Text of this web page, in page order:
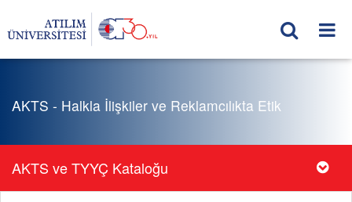
AKTS - Halkla İlişkiler ve Reklamcılıkta Etik
AKTS ve TYYÇ Kataloğu